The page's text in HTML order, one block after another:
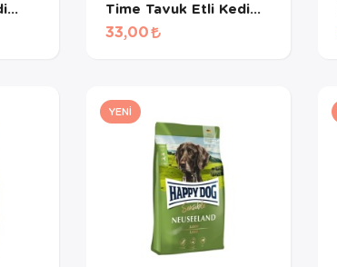
Time Tavuk Etli Kedi
Çorbası 48 Gr
33,00
YENI